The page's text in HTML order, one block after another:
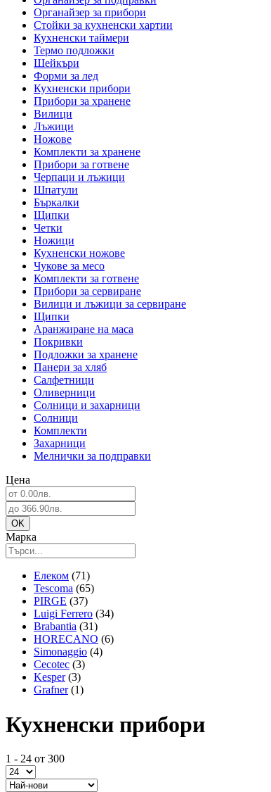
Органайзер за прибори
Стойки за кухненски хартии
Кухненски таймери
Термо подложки
Шейкъри
Форми за лед
Кухненски прибори
Прибори за хранене
Вилици
Лъжици
Ножове
Комплекти за хранене
Прибори за готвене
Черпаци и лъжици
Шпатули
Бъркалки
Щипки
Четки
Ножици
Кухненски ножове
Чукове за месо
Комплекти за готвене
Прибори за сервиране
Вилици и лъжици за сервиране
Щипки
Аранжиране на маса
Покривки
Подложки за хранене
Панери за хляб
Салфетници
Оливерници
Солници и захарници
Солници
Комплекти
Захарници
Мелнички за подправки
Цена
Марка
Елеком (71)
Tescoma (65)
PIRGE (37)
Luigi Ferrero (34)
Brabantia (31)
HORECANO (6)
Simonaggio (4)
Cecotec (3)
Kesper (3)
Grafner (1)
Кухненски прибори
1 - 24 от 300